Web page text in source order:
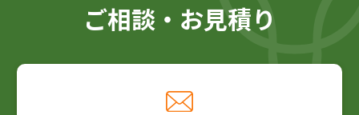
ご相談・お見積り